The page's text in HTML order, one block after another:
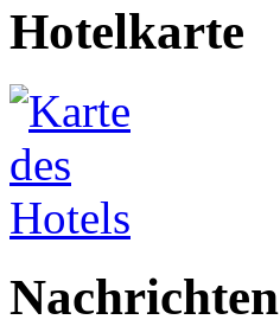
Hotelkarte
Nachrichten